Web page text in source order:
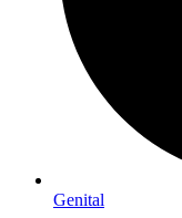
Genital